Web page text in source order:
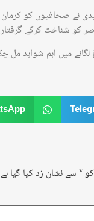
نے صحافیوں کو
کو شناخت کرکے گرفتار
میں اہم شواہد مل
*سے نشان زد کیا گیا ہے